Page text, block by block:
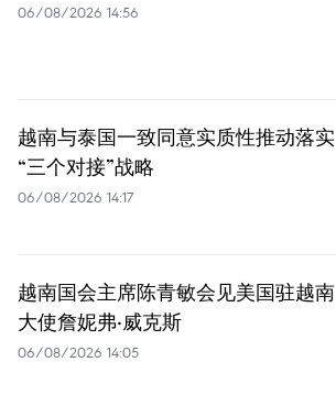
06/08/2026 14:56
越南与泰国一致同意实质性推动落实
“三个对接”战略
06/08/2026 14:17
越南国会主席陈青敏会见美国驻越南
大使詹妮弗·威克斯
06/08/2026 14:05